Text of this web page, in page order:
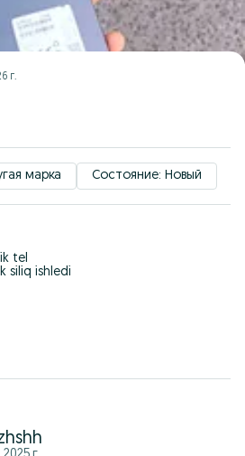
г.
марка Состояние: Новый
tel
siliq ishledi